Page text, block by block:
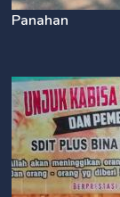
Panahan